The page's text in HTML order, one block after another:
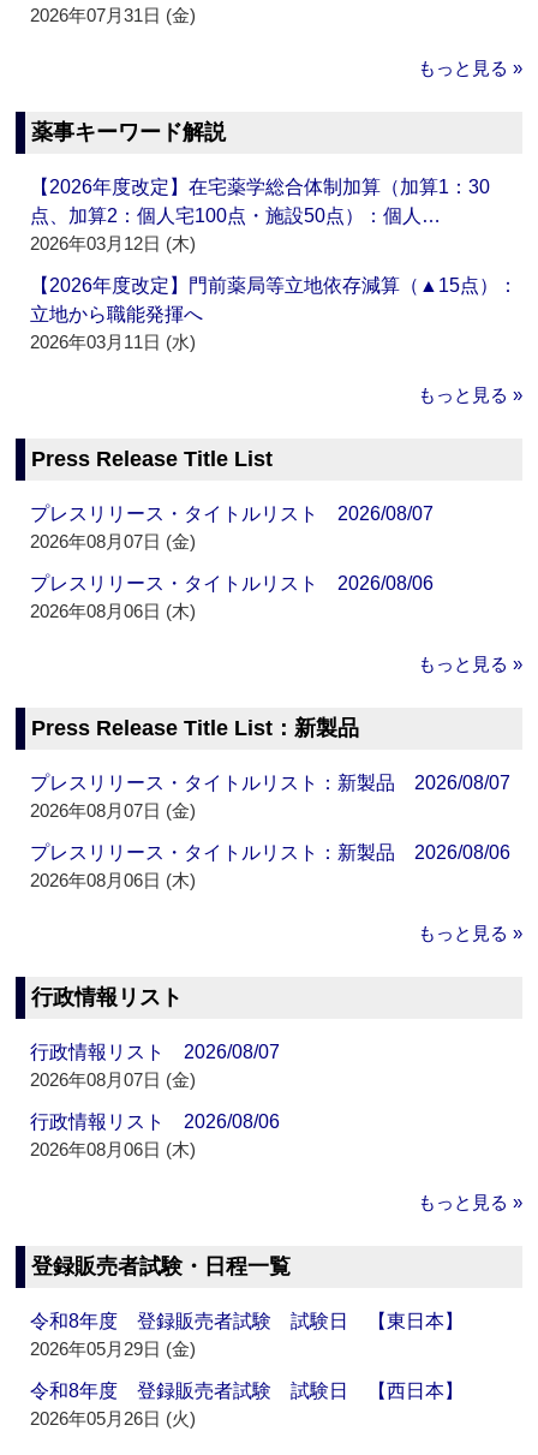
2026年07月31日 (金)
もっと見る »
薬事キーワード解説
【2026年度改定】在宅薬学総合体制加算（加算1：30
点、加算2：個人宅100点・施設50点）：個人…
2026年03月12日 (木)
【2026年度改定】門前薬局等立地依存減算（▲15点）：
立地から職能発揮へ
2026年03月11日 (水)
もっと見る »
Press Release Title List
プレスリリース・タイトルリスト 2026/08/07
2026年08月07日 (金)
プレスリリース・タイトルリスト 2026/08/06
2026年08月06日 (木)
もっと見る »
Press Release Title List：新製品
プレスリリース・タイトルリスト：新製品 2026/08/07
2026年08月07日 (金)
プレスリリース・タイトルリスト：新製品 2026/08/06
2026年08月06日 (木)
もっと見る »
行政情報リスト
行政情報リスト 2026/08/07
2026年08月07日 (金)
行政情報リスト 2026/08/06
2026年08月06日 (木)
もっと見る »
登録販売者試験・日程一覧
令和8年度 登録販売者試験 試験日 【東日本】
2026年05月29日 (金)
令和8年度 登録販売者試験 試験日 【西日本】
2026年05月26日 (火)